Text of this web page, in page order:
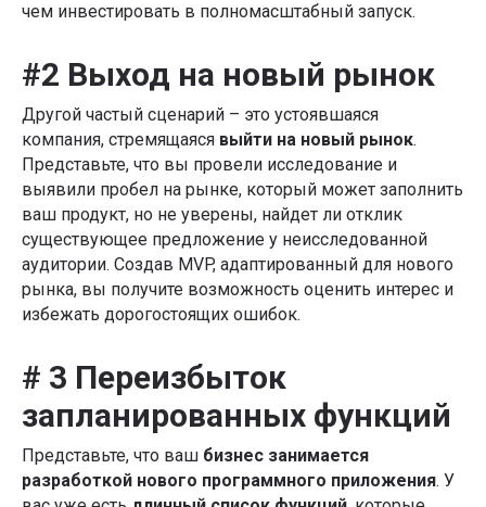
чем инвестировать в полномасштабный запуск.
#2 Выход на новый рынок
Другой частый сценарий – это устоявшаяся
компания, стремящаяся выйти на новый рынок.
Представьте, что вы провели исследование и
выявили пробел на рынке, который может заполнить
ваш продукт, но не уверены, найдет ли отклик
существующее предложение у неисследованной
аудитории. Создав MVP, адаптированный для нового
рынка, вы получите возможность оценить интерес и
избежать дорогостоящих ошибок.
# 3 Переизбыток
запланированных функций
Представьте, что ваш бизнес занимается
разработкой нового программного приложения. У